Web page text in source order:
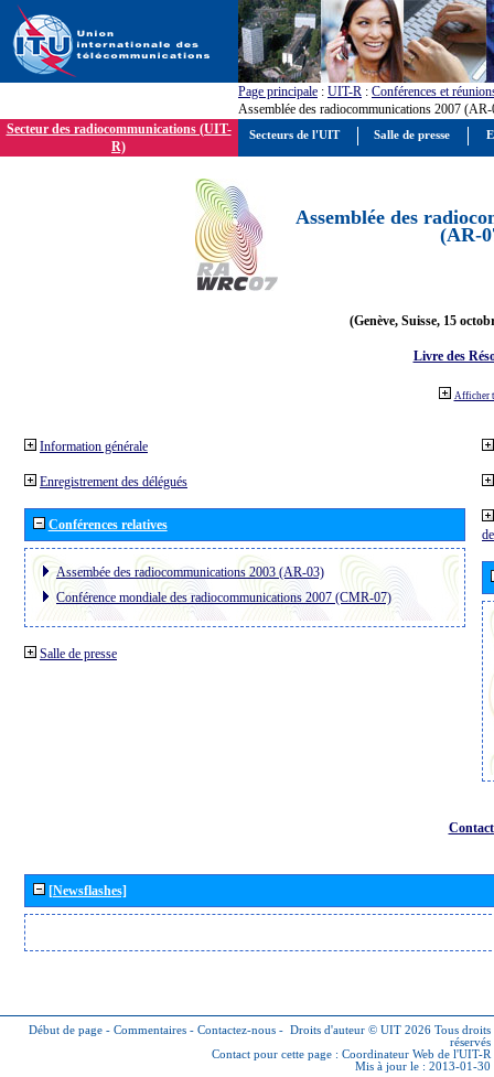
Page principale : UIT-R : Conférences et
Assemblée des radiocommunications 2007
Secteur des radiocommunications (UIT-
R)
Assemblée des
(AR-
(Genève, Suisse, 15
Livre des
Afficher
Information générale
Enregistrement des délégués
Conférences relatives
Assembée des radiocommunications 2003 (AR-03)
Conférence mondiale des radiocommunications 2007 (CMR-07)
Salle de presse
[Newsflashes]
Début de page - Commentaires - Contactez-nous - Droits d'auteur © UIT 2026 Tous droits
réservés
Contact pour cette page : Coordinateur Web de l'UIT-R
Mis à jour le : 2013-01-30
Secteurs de l'UIT Salle de presse